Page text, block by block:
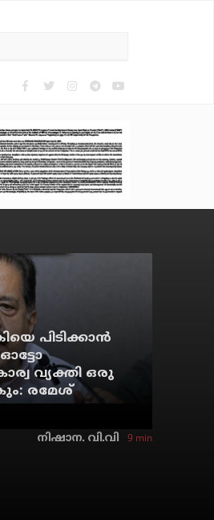
പിടിക്കാന്‍
വ്യക്തി ഒരു
രമേശ്
നിഷാന. വി.വി 9 min